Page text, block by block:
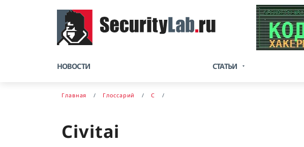
НОВОСТИ СТАТЬИ
Главная Глоссарий C
Civitai